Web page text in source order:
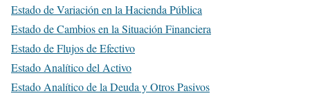
Estado de Variación en la Hacienda Pública
Estado de Cambios en la Situación Financiera
Estado de Flujos de Efectivo
Estado Analítico del Activo
Estado Analítico de la Deuda y Otros Pasivos